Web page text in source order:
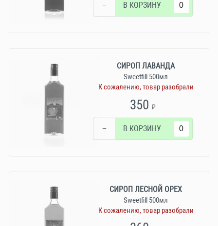
− В КОРЗИНУ
СИРОП ЛАВАНДА
Sweetfill 500мл
К сожалению, товар разобрали
350₽
− В КОРЗИНУ
СИРОП ЛЕСНОЙ ОРЕХ
Sweetfill 500мл
К сожалению, товар разобрали